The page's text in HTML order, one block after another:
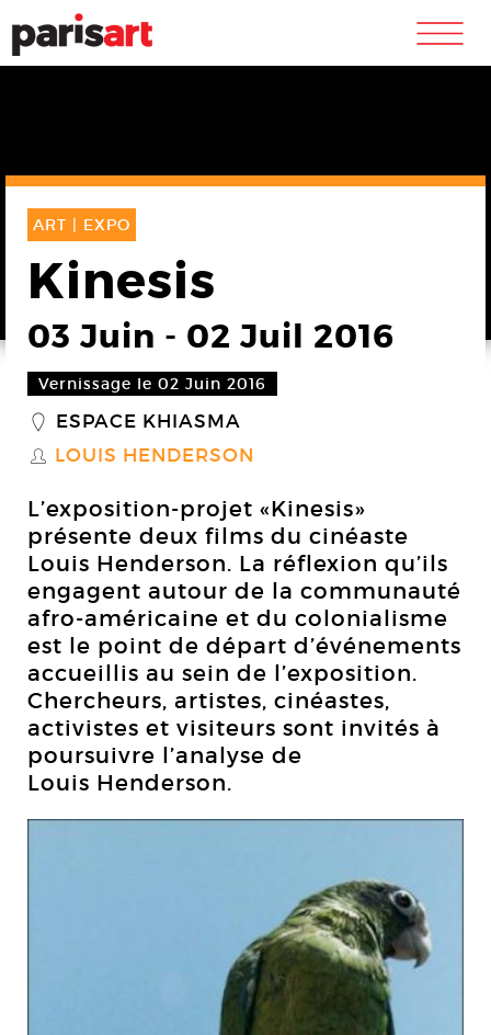
m
ART | EXPO
Kinesis
03 Juin - 02 Juil 2016
Vernissage le 02 Juin 2016
_ ESPACE KHIASMA
S LOUIS HENDERSON
L’exposition-projet «Kinesis»
présente deux films du cinéaste
Louis Henderson. La réflexion qu’ils
engagent autour de la communauté
afro-américaine et du colonialisme
est le point de départ d’événements
accueillis au sein de l’exposition.
Chercheurs, artistes, cinéastes,
activistes et visiteurs sont invités à
poursuivre l’analyse de
Louis Henderson.